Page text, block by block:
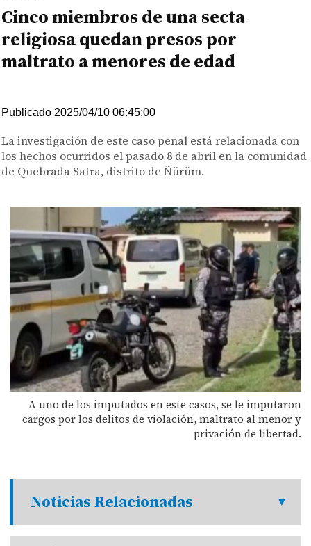
Cinco miembros de una secta
religiosa quedan presos por
maltrato a menores de edad
Publicado 2025/04/10 06:45:00
La investigación de este caso penal está relacionada con
los hechos ocurridos el pasado 8 de abril en la comunidad
de Quebrada Satra, distrito de Ñürüm.
A uno de los imputados en este casos, se le imputaron
cargos por los delitos de violación, maltrato al menor y
privación de libertad.
Noticias Relacionadas